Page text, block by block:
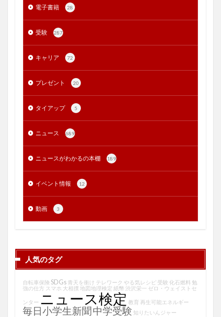
電子書籍 28
受験 287
キャリア 72
プレゼント 20
タイアップ 5
ニュース 689
ニュースがわかるの本棚 189
イベント情報 12
動画 3
人気のタグ
自転車保険 SDGs 青天を衝け テレワーク やる気レシピ 受験 化石燃料 勉
強の仕方 スマホ 大相撲 地図地理検定 紙幣 渋沢栄一 ゼロ・ウェイストセ
ンター ニュース検定 教育 再生可能エネルギー
毎日小学生新聞中学受験 知りたいんジャー